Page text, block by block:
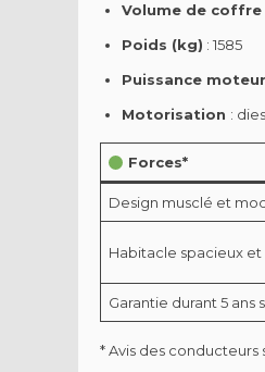
Volume de coffre
Poids (kg) : 1585
Puissance
Motorisation :
Forces*
Design musclé et
Habitacle spacieux
Garantie durant 5
* Avis des conducteurs